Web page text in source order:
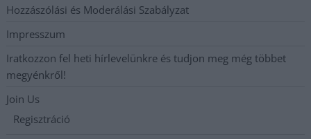
Hozzászólási és Moderálási Szabályzat
Impresszum
Iratkozzon fel heti hírlevelünkre és tudjon meg még többet
megyénkről!
Join Us
Regisztráció